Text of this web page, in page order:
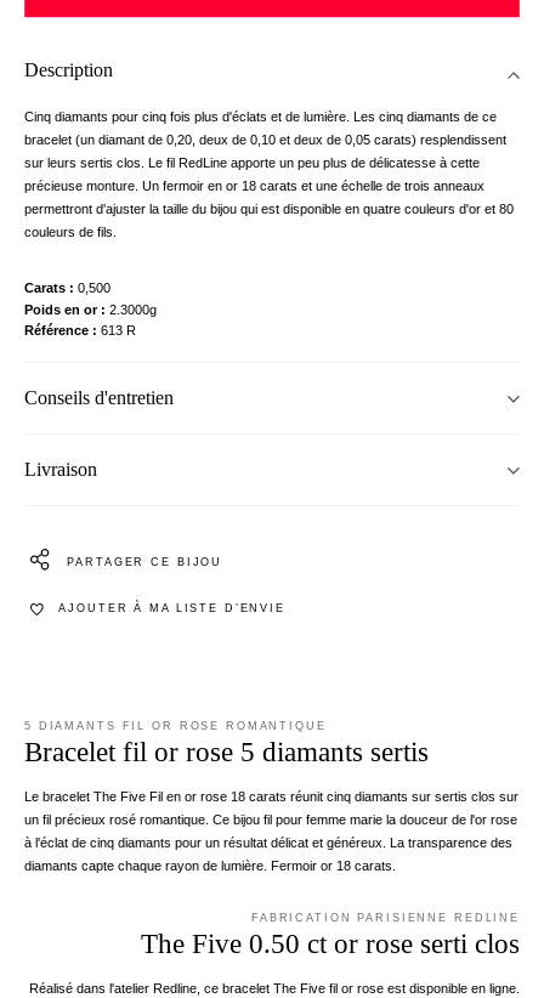
Description
Cinq diamants pour cinq fois plus d'éclats et de lumière. Les cinq diamants de ce
bracelet (un diamant de 0,20, deux de 0,10 et deux de 0,05 carats) resplendissent
sur leurs sertis clos. Le fil RedLine apporte un peu plus de délicatesse à cette
précieuse monture. Un fermoir en or 18 carats et une échelle de trois anneaux
permettront d'ajuster la taille du bijou qui est disponible en quatre couleurs d'or et 80
couleurs de fils.
Carats
0,500
Poids en or
2.3000g
Référence
613 R
Conseils d'entretien
Livraison
PARTAGER CE BIJOU
AJOUTER À MA LISTE D’ENVIE
5 DIAMANTS FIL OR ROSE ROMANTIQUE
Bracelet fil or rose 5 diamants sertis
Le bracelet The Five Fil en or rose 18 carats réunit cinq diamants sur sertis clos sur
un fil précieux rosé romantique. Ce bijou fil pour femme marie la douceur de l'or rose
à l'éclat de cinq diamants pour un résultat délicat et généreux. La transparence des
diamants capte chaque rayon de lumière. Fermoir or 18 carats.
FABRICATION PARISIENNE REDLINE
The Five 0.50 ct or rose serti clos
Réalisé dans l'atelier Redline, ce bracelet The Five fil or rose est disponible en ligne.